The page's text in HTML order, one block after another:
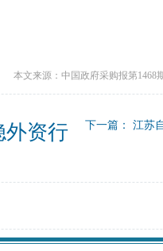
本文来源：中国政府采购报第1468
下一篇： 江苏
外资行